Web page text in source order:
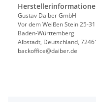
Gustav Daiber GmbH
Vor dem Weißen Stein 25-31
Baden-Württemberg
Albstadt, Deutschland,
backoffice@daiber.de